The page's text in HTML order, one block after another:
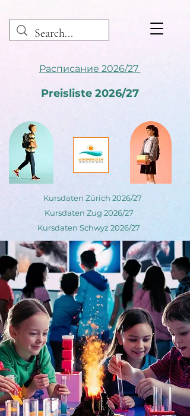
Расписание 2026/27
Preisliste 2026/27
Kursdaten Zürich 2026/27
Kursdaten Zug 2026/27
Kursdaten Schwyz 2026/27